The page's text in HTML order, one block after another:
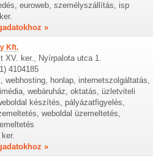
euroweb, személyszállítás, isp
»
Kft.
XV. ker., Nyírpalota utca 1.
4104185
webhosting, honlap, internetszolgáltatás,
webáruház, oktatás, üzletviteli
készítés, pályázatfigyelés,
weboldal üzemeltetés,
»